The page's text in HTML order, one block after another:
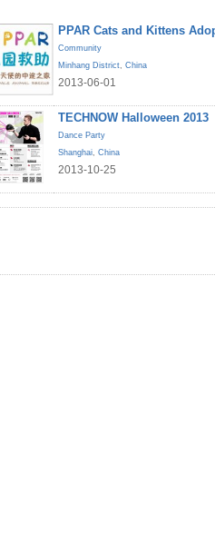
PPAR Cats and Kittens
Community
Minhang District, China
2013-06-01
TECHNOW Halloween 2013
Dance Party
Shanghai, China
2013-10-25